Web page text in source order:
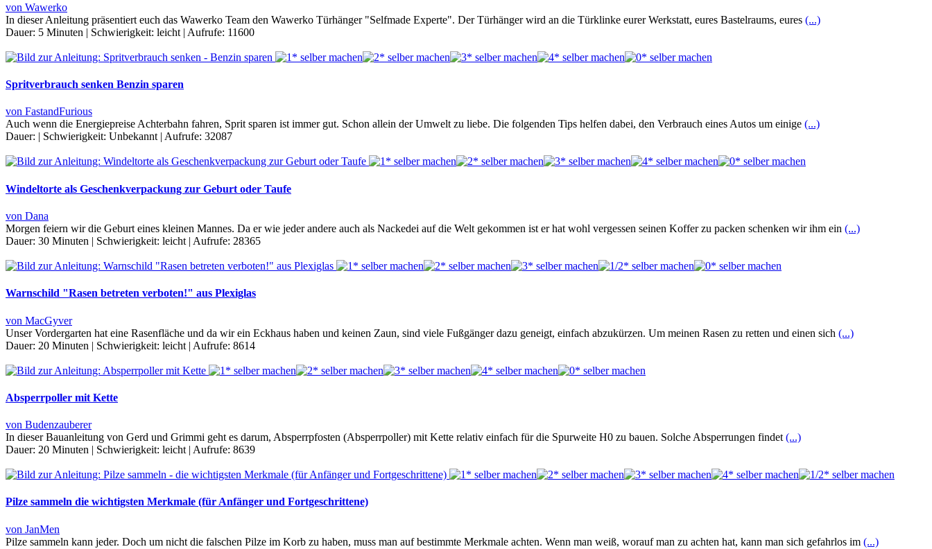
von Wawerko
In dieser Anleitung präsentiert euch das Wawerko Team den Wawerko Türhänger "Selfmade Experte". Der Türhänger wird an die Türklinke eurer Werkstatt, eures Bastelraums, eures (...)
Dauer: 5 Minuten | Schwierigkeit: leicht | Aufrufe: 11600
Spritverbrauch senken Benzin sparen
von FastandFurious
Auch wenn die Energiepreise Achterbahn fahren, Sprit sparen ist immer gut. Schon allein der Umwelt zu liebe. Die folgenden Tips helfen dabei, den Verbrauch eines Autos um einige (...)
Dauer:
Schwierigkeit: Unbekannt Aufrufe: 32087
Windeltorte als Geschenkverpackung zur Geburt oder Taufe
von Dana
Morgen feiern wir die Geburt eines kleinen Mannes. Da er wie jeder andere auch als Nackedei auf die Welt gekommen ist er hat wohl vergessen seinen Koffer zu packen schenken wir ihm ein (...)
Dauer: 30 Minuten | Schwierigkeit: leicht | Aufrufe: 28365
Warnschild "Rasen betreten verboten!" aus Plexiglas
von MacGyver
Unser Vordergarten hat eine Rasenfläche und da wir ein Eckhaus haben und keinen Zaun, sind viele Fußgänger dazu geneigt, einfach abzukürzen. Um meinen Rasen zu retten und einen sich (...)
Dauer: 20 Minuten | Schwierigkeit: leicht | Aufrufe: 8614
Absperrpoller mit Kette
von Budenzauberer
In dieser Bauanleitung von Gerd und Grimmi geht es darum, Absperrpfosten (Absperrpoller) mit Kette relativ einfach für die Spurweite H0 zu bauen. Solche Absperrungen findet (...)
Dauer: 20 Minuten | Schwierigkeit: leicht | Aufrufe: 8639
Pilze sammeln die wichtigsten Merkmale (für Anfänger und Fortgeschrittene)
von JanMen
Pilze sammeln kann jeder. Doch um nicht die falschen Pilze im Korb zu haben, muss man auf bestimmte Merkmale achten. Wenn man weiß, worauf man zu achten hat, kann man sich gefahrlos im (...)